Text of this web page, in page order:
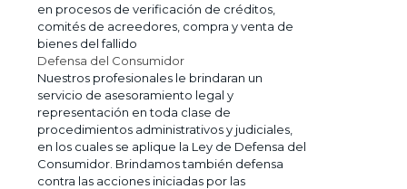
en procesos de verificación de créditos,
comités de acreedores, compra y venta de
bienes del fallido
Defensa del Consumidor
Nuestros profesionales le brindaran un
servicio de asesoramiento legal y
representación en toda clase de
procedimientos administrativos y judiciales,
en los cuales se aplique la Ley de Defensa del
Consumidor. Brindamos también defensa
contra las acciones iniciadas por las